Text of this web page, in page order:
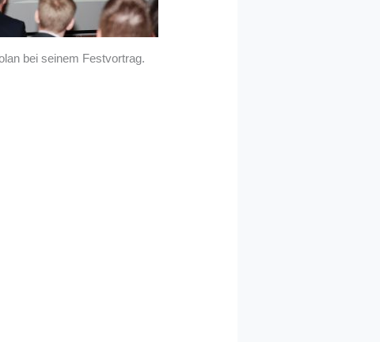
bei seinem Festvortrag.